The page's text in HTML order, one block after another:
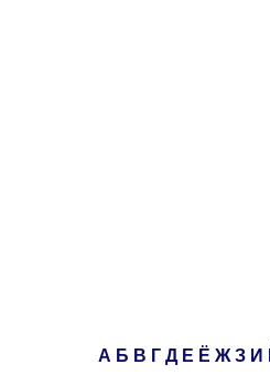
А Б В Г Д Е Ё Ж З И